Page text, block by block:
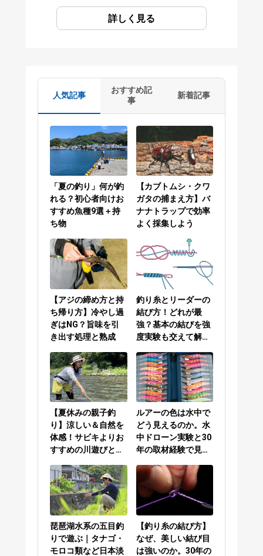
詳しく見る
人気記事
おすすめ記
事
新着記事
「夏の釣り」何が釣
れる？初心者向けお
すすめ魚種9選＋持
ち物
【カブトムシ・クワ
ガタの捕まえ方】バ
ナナトラップで効率
よく採集しよう
【アジの締め方と持
ち帰り方】冷やし過
ぎはNG？旨味を引
き出す処理と熟成
釣り糸とリーダーの
結び方！どれが最
強？基本の結びを強
度実験も交えて解説
ーの結び方編
【夏休みの親子釣
り】涼しい＆自然を
体感！サビキよりお
すすめの川遊びと
ルアーの色は水中で
どう見えるのか。水
中ドローン実験と30
年の取材経験で見え
琵琶湖水系の五目釣
りで遊ぶ｜タナゴ・
モロコ類など日本淡
【釣り糸の結び方】
なぜ、美しい結び目
は強いのか。30年の